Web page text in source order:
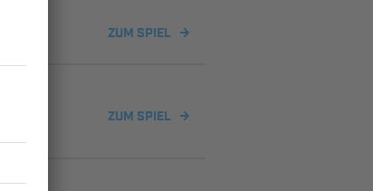
ZUM SPIEL
ZUM SPIEL